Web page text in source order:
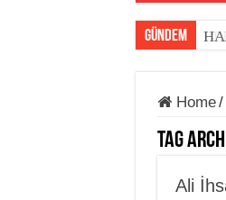
GÜNDEM
Home/
Tag
Ali